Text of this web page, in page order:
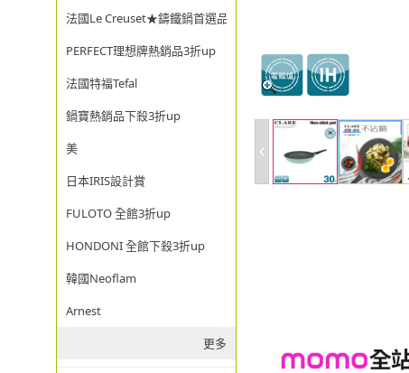
法國Le Creuset★鑄鐵鍋首選品牌
PERFECT理想牌熱銷品3折up
法國特福Tefal
鍋寶熱銷品下殺3折up
美
日本IRIS設計賞
FULOTO 全館3折up
HONDONI 全館下殺3折up
韓國Neoflam
Arnest
更多